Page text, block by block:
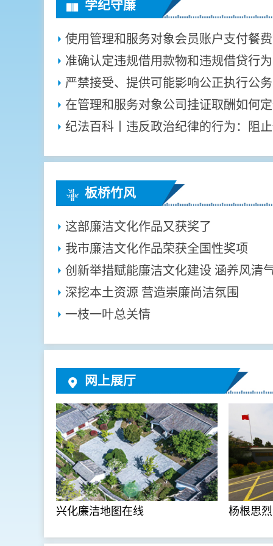
学纪守廉
准确认定违规借用款物和违规借贷行为
在管理和服务对象公司挂证取酬如何
板桥竹风
这部廉洁文化作品又获奖了
我市廉洁文化作品荣获全国性奖项
创新举措赋能廉洁文化建设 涵养风清
深挖本土资源 营造崇廉尚洁氛围
一枝一叶总关情
网上展厅
兴化廉洁地图在线 杨根思